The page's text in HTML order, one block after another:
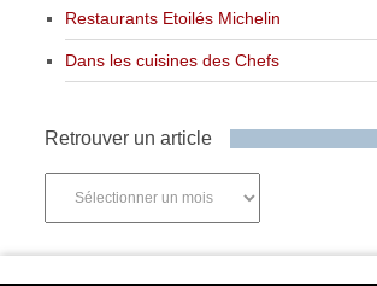
Restaurants Etoilés Michelin
Dans les cuisines des Chefs
Retrouver un article